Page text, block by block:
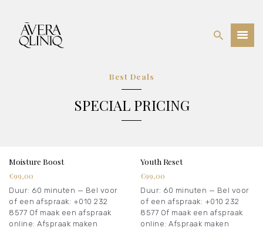
BEHANDELINGEN
WEBSHOP
Best Deals
SPECIAL PRICING
Moisture Boost
€99,00
Duur: 60 minuten — Bel voor
of een afspraak: +010 232
8577 Of maak een afspraak
online: Afspraak maken
Youth Reset
€99,00
Duur: 60 minuten — Bel voor
of een afspraak: +010 232
8577 Of maak een afspraak
online: Afspraak maken